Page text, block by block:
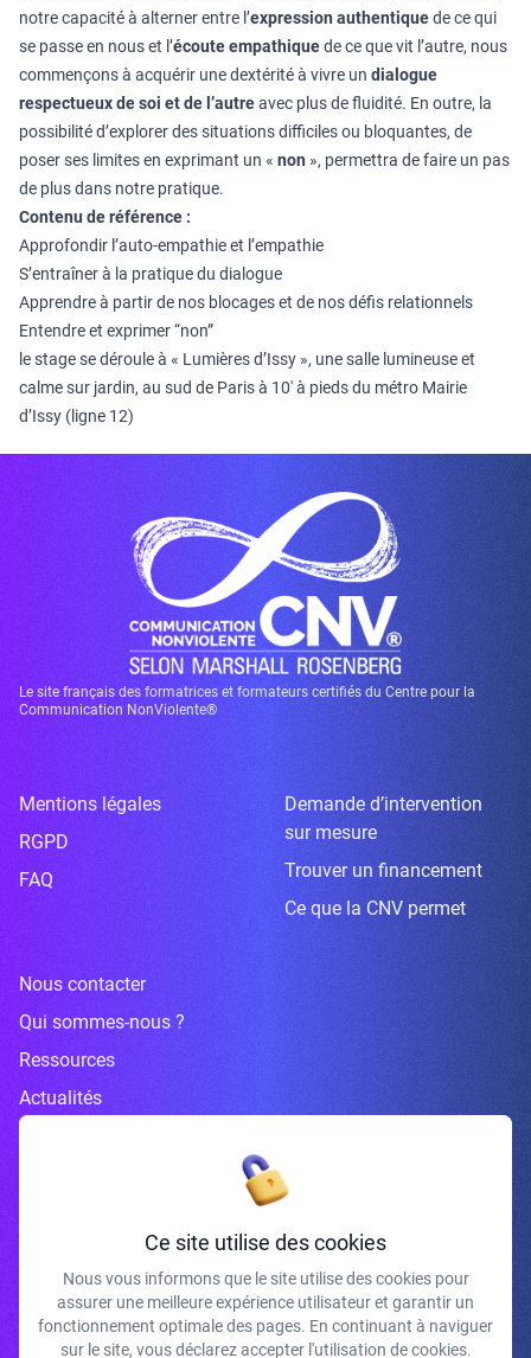
notre capacité à alterner entre l’expression authentiquede ce qui
se passe en nous et l’écoute empathiquede ce que vit l’autre, nous
commençons à acquérir une dextérité à vivre un dialogue
respectueux de soi et de l’autreavec plus de fluidité. En outre, la
possibilité d’explorer des situations difficiles ou bloquantes, de
poser ses limites en exprimant un « non », permettra de faire un pas
de plus dans notre pratique.
Contenu de référence :
Approfondir l’auto-empathie et l’empathie
S’entraîner à la pratique du dialogue
Apprendre à partir de nos blocages et de nos défis relationnels
Entendre et exprimer “non”
le stage se déroule à « Lumières d’Issy », une salle lumineuse et
calme sur jardin, au sud de Paris à 10′ à pieds du métro Mairie
d’Issy (ligne 12)
Le site français des formatrices et formateurs certifiés du Centre pour la
Communication NonViolente®
Mentions légales
RGPD
FAQ
Demande d’intervention
sur mesure
Trouver un financement
Ce que la CNV permet
Nous contacter
Qui sommes-nous ?
Ressources
Actualités
Inscrivez-vous à la newsletter
J'accepte de recevoir vos e-mails et confirme avoir pris connaissance de
votre politique de confidentialité et mentions légales.
Ce site utilise des cookies
Nous vous informons que le site utilise des cookies pour
assurer une meilleure expérience utilisateur et garantir un
fonctionnement optimale des pages. En continuant à naviguer
sur le site, vous déclarez accepter l'utilisation de cookies.